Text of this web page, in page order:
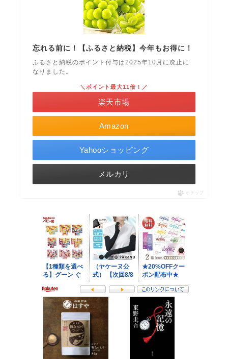
忘れる前に！【ふるさと納税】今年もお得に！
ふるさと納税のポイント付与は2025年10月に廃止に
なりました。
Amazon
＼ポイント最大11倍！／
楽天市場
Yahooショッピング
メルカリ
ポチップ